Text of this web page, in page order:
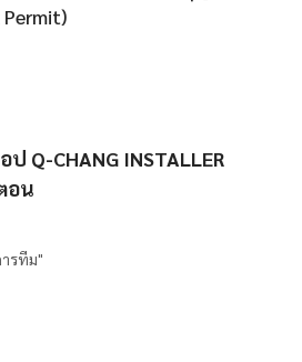
Q-CHANG INSTALLER
อน
รทีม"